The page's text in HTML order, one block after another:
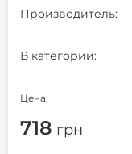
Производитель:
В категории:
Цена:
718 грн